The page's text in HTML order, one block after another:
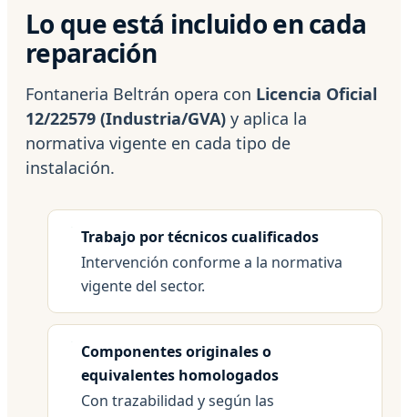
Lo que está incluido en cada
reparación
Fontaneria Beltrán opera con Licencia Oficial
12/22579 (Industria/GVA) y aplica la
normativa vigente en cada tipo de
instalación.
Trabajo por técnicos cualificados
Intervención conforme a la normativa
vigente del sector.
Componentes originales o
equivalentes homologados
Con trazabilidad y según las